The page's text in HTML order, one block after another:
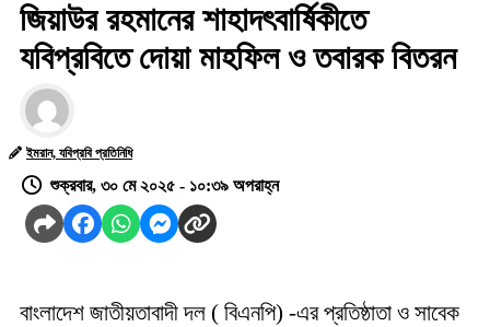
জিয়াউর রহমানের শাহাদৎবার্ষিকীতে
যবিপ্রবিতে দোয়া মাহফিল ও তবারক বিতরন
ইমরান, যবিপ্রবি প্রতিনিধি
শুক্রবার, ৩০ মে ২০২৫ - ১০:৩৯ অপরাহ্ন
বাংলাদেশ জাতীয়তাবাদী দল ( বিএনপি) -এর প্রতিষ্ঠাতা ও সাবেক